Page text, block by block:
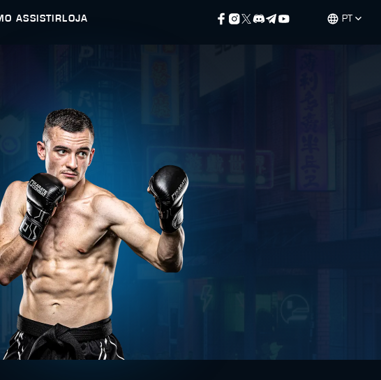
PT
ASSISTIR LOJA